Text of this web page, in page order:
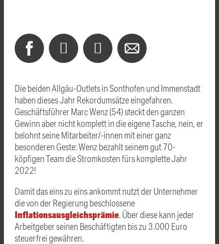
Die beiden Allgäu-Outlets in Sonthofen und Immenstadt
haben dieses Jahr Rekordumsätze eingefahren.
Geschäftsführer Marc Wenz (54) steckt den ganzen
Gewinn aber nicht komplett in die eigene Tasche, nein, er
belohnt seine Mitarbeiter/-innen mit einer ganz
besonderen Geste: Wenz bezahlt seinem gut 70-
köpfigen Team die Stromkosten fürs komplette Jahr
2022!
Damit das eins zu eins ankommt nutzt der Unternehmer
die von der Regierung beschlossene
Inflationsausgleichsprämie. Über diese kann jeder
Arbeitgeber seinen Beschäftigten bis zu 3.000 Euro
steuerfrei gewähren.